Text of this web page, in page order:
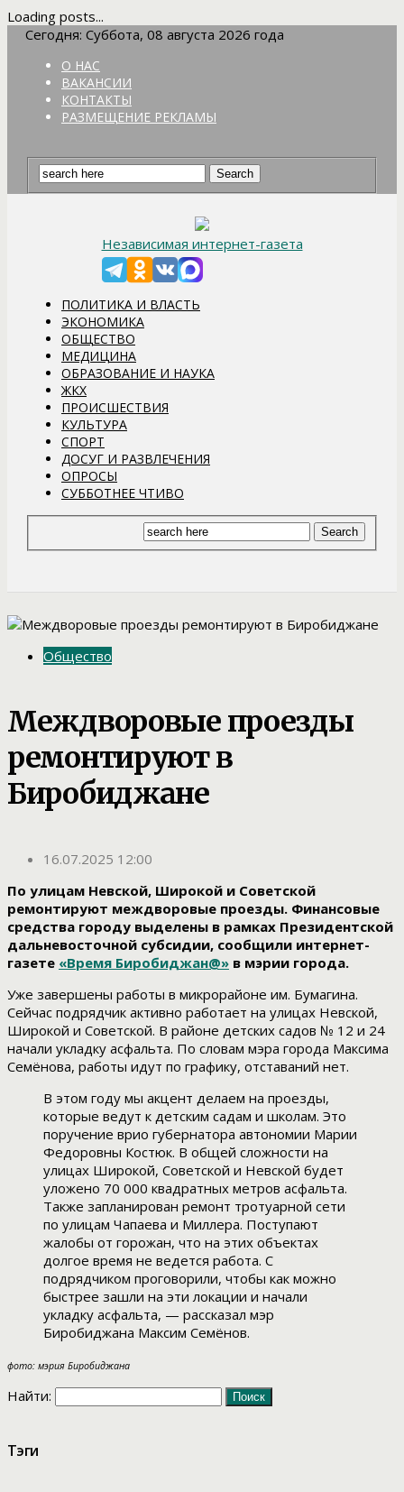
Loading posts...
Сегодня: Суббота, 08 августа 2026 года
О НАС
ВАКАНСИИ
КОНТАКТЫ
РАЗМЕЩЕНИЕ РЕКЛАМЫ
Независимая интернет-газета
ПОЛИТИКА И ВЛАСТЬ
ЭКОНОМИКА
ОБЩЕСТВО
МЕДИЦИНА
ОБРАЗОВАНИЕ И НАУКА
ЖКХ
ПРОИСШЕСТВИЯ
КУЛЬТУРА
СПОРТ
ДОСУГ И РАЗВЛЕЧЕНИЯ
ОПРОСЫ
СУББОТНЕЕ ЧТИВО
Общество
Междворовые проезды
ремонтируют в
Биробиджане
16.07.2025 12:00
По улицам Невской, Широкой и Советской
ремонтируют междворовые проезды. Финансовые
средства городу выделены в рамках Президентской
дальневосточной субсидии, сообщили интернет-
газете «Время Биробиджан@» в мэрии города.
Уже завершены работы в микрорайоне им. Бумагина.
Сейчас подрядчик активно работает на улицах Невской,
Широкой и Советской. В районе детских садов № 12 и 24
начали укладку асфальта. По словам мэра города Максима
Семёнова, работы идут по графику, отставаний нет.
В этом году мы акцент делаем на проезды,
которые ведут к детским садам и школам. Это
поручение врио губернатора автономии Марии
Федоровны Костюк. В общей сложности на
улицах Широкой, Советской и Невской будет
уложено 70 000 квадратных метров асфальта.
Также запланирован ремонт тротуарной сети
по улицам Чапаева и Миллера. Поступают
жалобы от горожан, что на этих объектах
долгое время не ведется работа. С
подрядчиком проговорили, чтобы как можно
быстрее зашли на эти локации и начали
укладку асфальта, — рассказал мэр
Биробиджана Максим Семёнов.
фото: мэрия Биробиджана
Найти:
Тэги